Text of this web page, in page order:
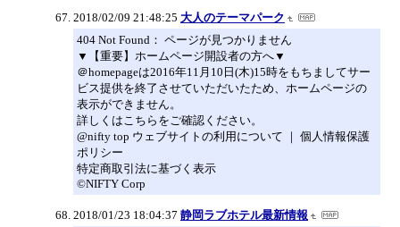
2018/02/09 21:48:25 大人のテーマパーク
404 Not Found： ページが見つかりません
▼【重要】ホームページ開設者の方へ▼
＠homepageは2016年11月10日(木)15時をもちましてサー
ビス提供を終了させていただいたため、ホームページの
表示ができません。
詳しくはこちらをご確認ください。
@nifty top ウェブサイトの利用について ｜ 個人情報保護
ポリシー
特定商取引法に基づく表示
©NIFTY Corp
2018/01/23 18:04:37 静岡ラブホテル最新情報